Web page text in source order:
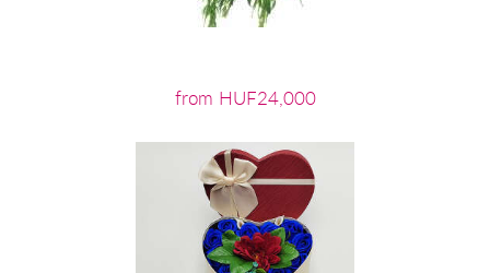
from HUF24,000